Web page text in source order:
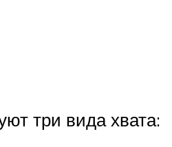
три вида хвата: